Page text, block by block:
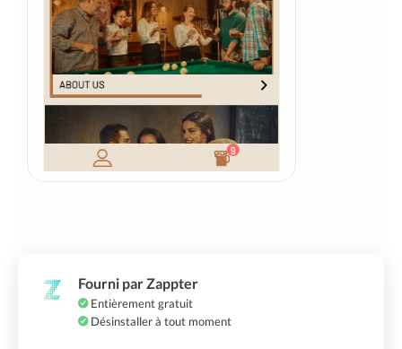
Fourni par Zappter
Entièrement gratuit
Désinstaller à tout moment